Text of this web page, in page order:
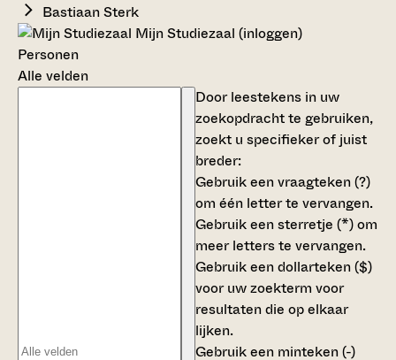
Bastiaan Sterk
Mijn Studiezaal (inloggen)
Personen
Alle velden
Door leestekens in uw
zoekopdracht te gebruiken,
zoekt u specifieker of juist
breder:
Gebruik eenvraagteken (?)
om één letter te vervangen.
Gebruik eensterretje (*)om
meer letters te vervangen.
Gebruik eendollarteken ($)
voor uw zoekterm voor
resultaten die op elkaar
lijken.
Gebruik een minteken (-)